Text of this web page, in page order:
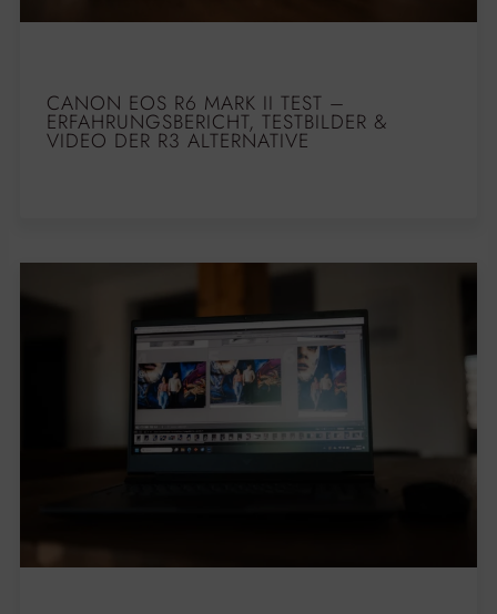
CANON EOS R6 MARK II TEST –
ERFAHRUNGSBERICHT, TESTBILDER &
VIDEO DER R3 ALTERNATIVE